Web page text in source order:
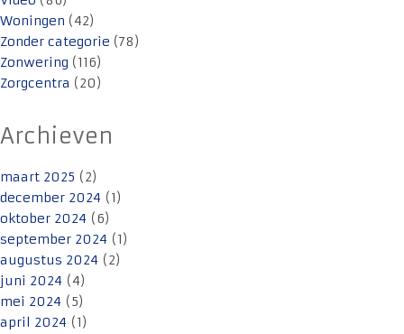
Woningen (42)
Zonder categorie (78)
Zonwering (116)
Zorgcentra (20)
Archieven
maart 2025 (2)
december 2024 (1)
oktober 2024 (6)
september 2024 (1)
augustus 2024 (2)
juni 2024 (4)
mei 2024 (5)
april 2024 (1)